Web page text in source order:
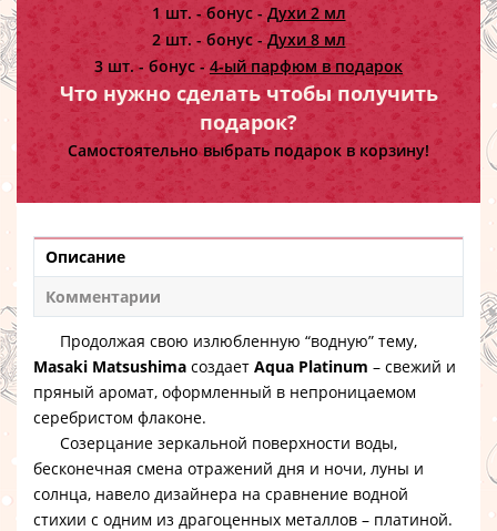
1 шт. - бонус - Духи 2 мл
2 шт. - бонус -Духи 8 мл
3 шт. - бонус - 4-ый парфюм в подарок
Что нужно сделать чтобы получить
подарок?
Самостоятельно выбрать подарок в корзину!
Описание
Комментарии
Продолжая свою излюбленную “водную” тему,
Masaki Matsushima создает Aqua Platinum – свежий и
пряный аромат, оформленный в непроницаемом
серебристом флаконе.
Созерцание зеркальной поверхности воды,
бесконечная смена отражений дня и ночи, луны и
солнца, навело дизайнера на сравнение водной
стихии с одним из драгоценных металлов – платиной.